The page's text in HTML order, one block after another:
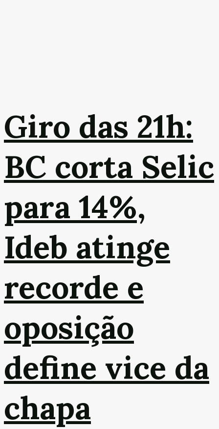
Giro das 21h:
BC corta Selic
para 14%,
Ideb atinge
recorde e
oposição
define vice da
chapa